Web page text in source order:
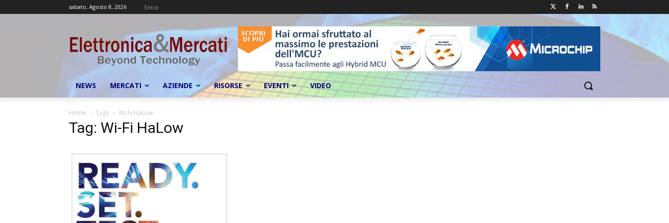
sabato, Agosto 8, 2026 Entra
NEWS MERCATI AZIENDE RISORSE EVENTI VIDEO
Home Tags Wi-Fi HaLow
Tag: Wi-Fi HaLow